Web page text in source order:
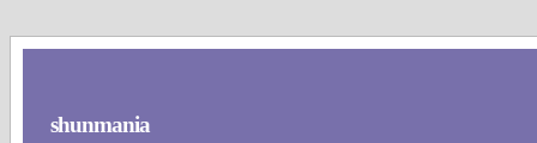
shunmania